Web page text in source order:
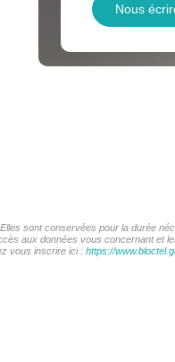
Nous
sont conservées pour la durée
aux données vous concernant et
vous inscrire ici : https://